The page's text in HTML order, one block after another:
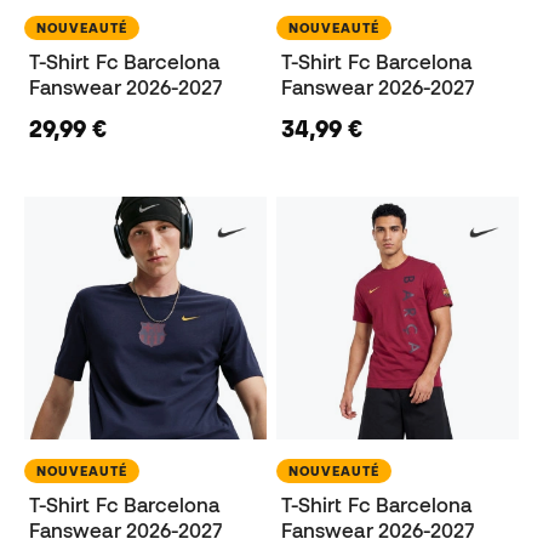
NOUVEAUTÉ
T-Shirt Fc Barcelona
Fanswear 2026-2027
29,99 €
NOUVEAUTÉ
T-Shirt Fc Barcelona
Fanswear 2026-2027
34,99 €
NOUVEAUTÉ
T-Shirt Fc Barcelona
Fanswear 2026-2027
NOUVEAUTÉ
T-Shirt Fc Barcelona
Fanswear 2026-2027